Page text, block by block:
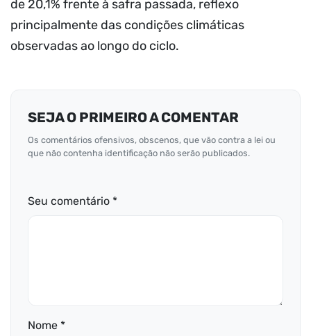
de 20,1% frente à safra passada, reflexo
principalmente das condições climáticas
observadas ao longo do ciclo.
SEJA O PRIMEIRO A COMENTAR
Os comentários ofensivos, obscenos, que vão contra a lei ou
que não contenha identificação não serão publicados.
Seu comentário *
Nome *